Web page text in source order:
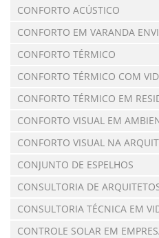
CONFORTO ACÚSTICO
CONFORTO EM VARANDA
CONFORTO TÉRMICO
CONFORTO TÉRMICO COM
CONFORTO TÉRMICO EM
CONFORTO VISUAL EM
CONFORTO VISUAL NA
CONJUNTO DE ESPELHOS
CONSULTORIA DE
CONSULTORIA TÉCNICA EM
CONTROLE SOLAR EM